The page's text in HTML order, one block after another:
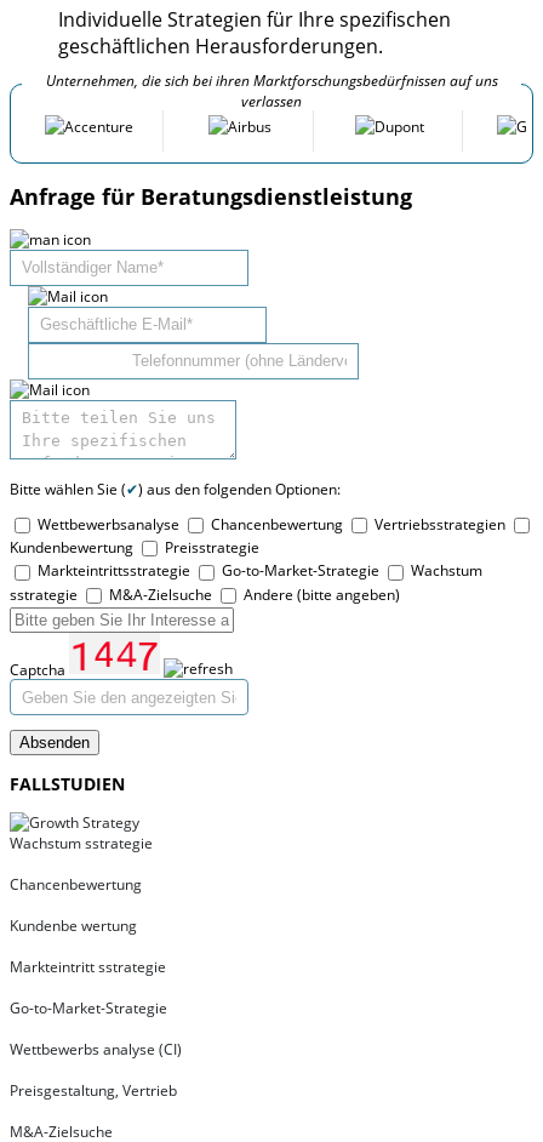
Individuelle Strategien für Ihre spezifischen
geschäftlichen Herausforderungen.
Unternehmen, die sich bei ihren Marktforschungsbedürfnissen auf uns
verlassen
Anfrage für Beratungsdienstleistung
Bitte wählen Sie (✔) aus den folgenden Optionen:
Wettbewerbsanalyse
Chancenbewertung
Vertriebsstrategien
Kundenbewertung
Preisstrategie
Markteintrittsstrategie
Go-to-Market-Strategie
Wachstum
sstrategie
M&A-Zielsuche Andere (bitte angeben)
Captcha
Absenden
FALLSTUDIEN
Wachstum sstrategie
Chancenbewertung
Kundenbe wertung
Markteintritt sstrategie
Go-to-Market-Strategie
Wettbewerbs analyse (CI)
Preisgestaltung, Vertrieb
M&A-Zielsuche